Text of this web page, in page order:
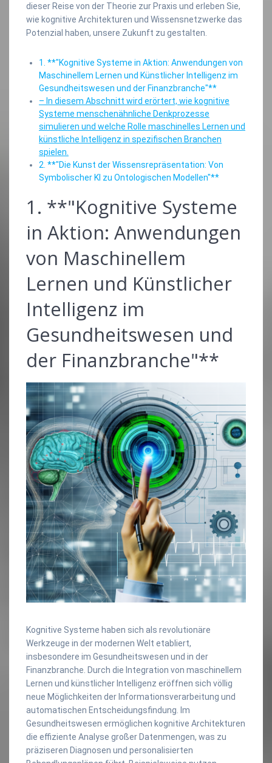
dieser Reise von der Theorie zur Praxis und erleben Sie,
wie kognitive Architekturen und Wissensnetzwerke das
Potenzial haben, unsere Zukunft zu gestalten.
1. **"Kognitive Systeme in Aktion: Anwendungen von
Maschinellem Lernen und Künstlicher Intelligenz im
Gesundheitswesen und der Finanzbranche"**
– In diesem Abschnitt wird erörtert, wie kognitive
Systeme menschenähnliche Denkprozesse
simulieren und welche Rolle maschinelles Lernen und
künstliche Intelligenz in spezifischen Branchen
spielen.
2. **"Die Kunst der Wissensrepräsentation: Von
Symbolischer KI zu Ontologischen Modellen"**
1. **"Kognitive Systeme
in Aktion: Anwendungen
von Maschinellem
Lernen und Künstlicher
Intelligenz im
Gesundheitswesen und
der Finanzbranche"**
Kognitive Systeme haben sich als revolutionäre
Werkzeuge in der modernen Welt etabliert,
insbesondere im Gesundheitswesen und in der
Finanzbranche. Durch die Integration von maschinellem
Lernen und künstlicher Intelligenz eröffnen sich völlig
neue Möglichkeiten der Informationsverarbeitung und
automatischen Entscheidungsfindung. Im
Gesundheitswesen ermöglichen kognitive Architekturen
die effiziente Analyse großer Datenmengen, was zu
präziseren Diagnosen und personalisierten